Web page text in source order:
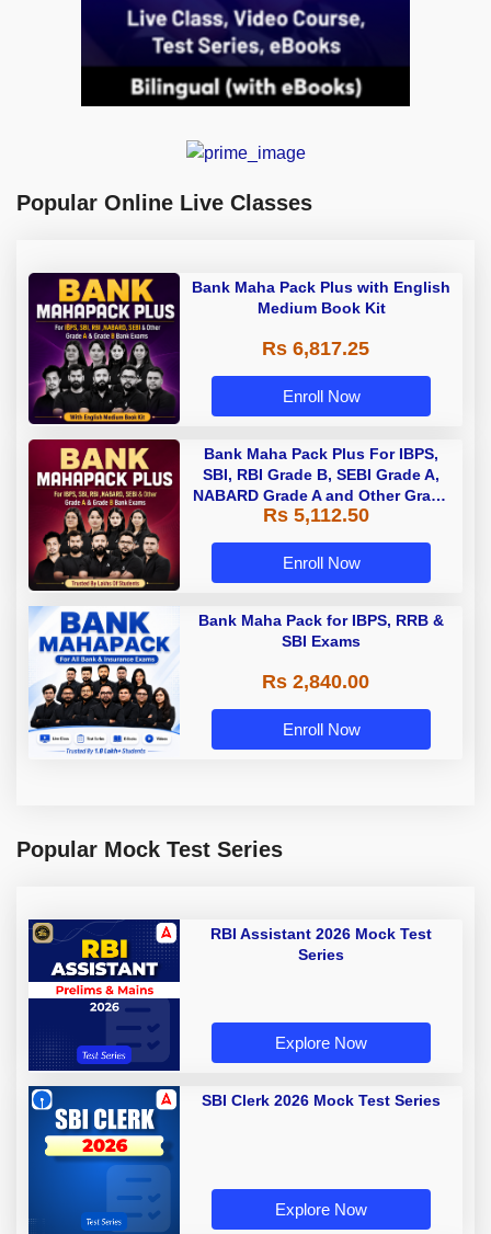
Popular Online Live Classes
Bank Maha Pack Plus with English
Medium Book Kit
Rs 6,817.25
Enroll Now
Bank Maha Pack Plus For IBPS,
SBI, RBI Grade B, SEBI Grade A,
NABARD Grade A and Other Grade
A & Grade B Bank Exams
Rs 5,112.50
Enroll Now
Bank Maha Pack for IBPS, RRB &
SBI Exams
Rs 2,840.00
Enroll Now
Popular Mock Test Series
RBI Assistant 2026 Mock Test
Series
Explore Now
SBI Clerk 2026 Mock Test Series
Explore Now